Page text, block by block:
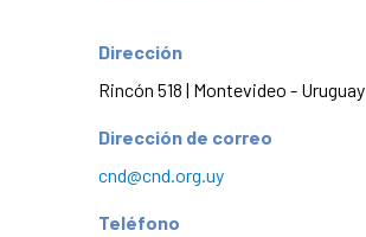
Dirección
Rincón 518 | Montevideo - Uruguay
Dirección de correo
cnd@cnd.org.uy
Teléfono